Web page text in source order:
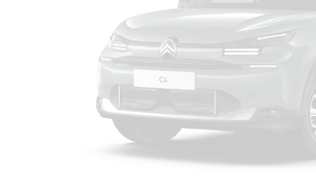
Новый клип черного цвета (вставка
Airbump® + вставка в переднем бампере)
Пакет наружной персонализации: Защитная
накладка в нижней части переднего
бампера цвета Mercury Grey Satin
подставкой для чашки и люком для лыж